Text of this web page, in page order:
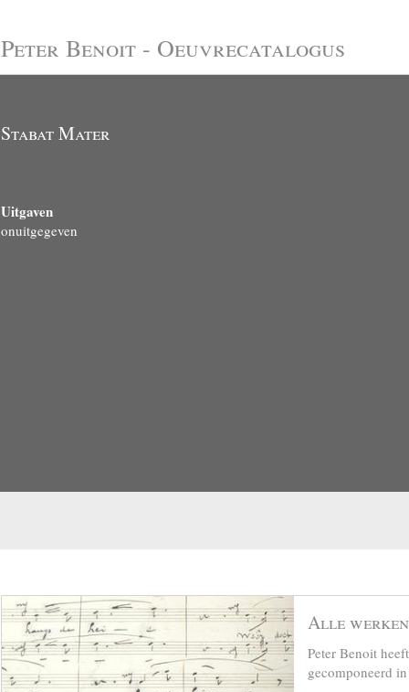
Peter Benoit - Oeuvrecatalogus
Stabat Mater
Uitgaven
onuitgegeven
Alle werken
Peter Benoit
gecomponeerd